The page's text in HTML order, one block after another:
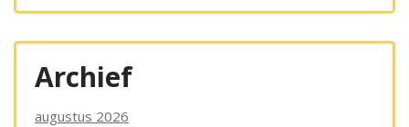
Archief
augustus 2026